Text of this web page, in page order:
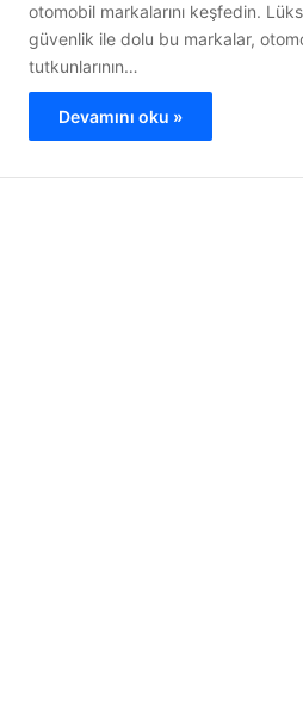
otomobil markalarını keşfedin.
güvenlik ile dolu bu markalar,
tutkunlarının…
Devamını oku »